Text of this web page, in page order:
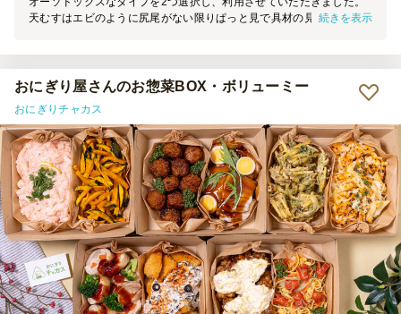
天むすはエビのように尻尾がない限りぱっと見で具材の見分けがつか
続きを表示
おにぎり屋さんのお惣菜BOX・ボリューミー
おにぎりチャカス